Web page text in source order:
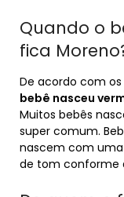
Quando o
fica
De acordo com os
bebê nasceu
Muitos bebês
super comum.
nascem com
de tom conforme